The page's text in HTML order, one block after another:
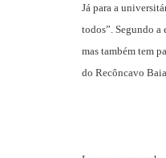
Já para a
todos”. Segundo a
mas também tem
do Recôncavo